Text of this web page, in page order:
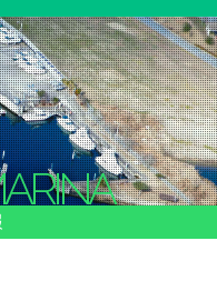
新艇情報
整備・特殊艤装
マリーナ情報・料金表